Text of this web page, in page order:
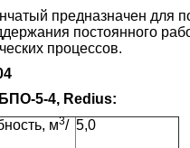
предназначен для
постоянного
процессов.
5-4, Redius:
м3/ 5,0